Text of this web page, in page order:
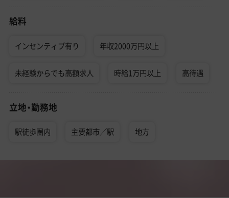
給料
インセンティブ有り 年収2000万円以上
未経験からでも高額求人 時給1万円以上 高待遇
立地・勤務地
駅徒歩圏内 主要都市／駅 地方